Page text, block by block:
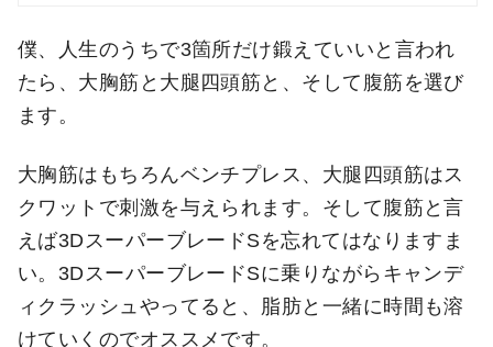
僕、人生のうちで3箇所だけ鍛えていいと言われ
たら、大胸筋と大腿四頭筋と、そして腹筋を選び
ます。
大胸筋はもちろんベンチプレス、大腿四頭筋はス
クワットで刺激を与えられます。そして腹筋と言
えば3DスーパーブレードSを忘れてはなりますま
い。3DスーパーブレードSに乗りながらキャンデ
ィクラッシュやってると、脂肪と一緒に時間も溶
けていくのでオススメです。